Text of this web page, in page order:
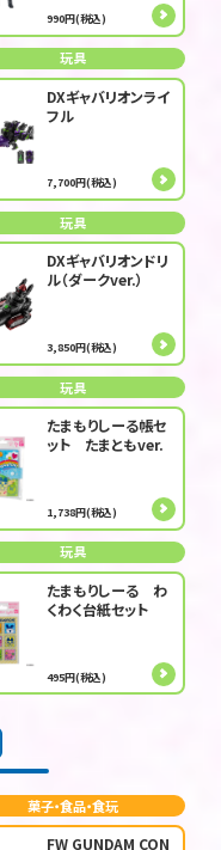
990円(税込)
玩具
DXギャバリオンライ
フル
7,700円(税込)
玩具
DXギャバリオンドリ
ル（ダークver.）
3,850円(税込)
玩具
たまもりしーる帳セ
ット たまともver.
1,738円(税込)
玩具
たまもりしーる わ
くわく台紙セット
495円(税込)
菓子・食品・食玩
FW GUNDAM CON